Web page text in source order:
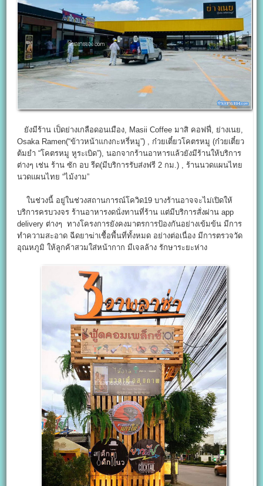
ยังมีร้าน เป็ดย่างเกลือดอนเมือง, Masii Coffee มาสิ คอฟฟี่, ย่างเนย,
Osaka Ramen(“ข้าวหน้าแกงกะหรี่หมู”) , ก๋วยเตี๋ยวโคตรหมู (ก๋วยเตี๋ยว
ต้มยำ “โคตรหมู หูระเบิด”), นอกจากร้านอาหารแล้วยังมีร้านให้บริการ
ต่างๆ เช่น ร้าน ซัก อบ รีด(มีบริการรับส่งฟรี 2 กม.) , ร้านนวดแผนไทย
นวดแผนไทย “ไม้งาม”
ในช่วงนี้ อยู่ในช่วงสถานการณ์โควิด19 บางร้านอาจจะไม่เปิดให้
บริการครบวงจร ร้านอาหารงดนั่งทานที่ร้าน แต่มีบริการสั่งผ่าน app
delivery ต่างๆ ทางโครงการยังคงมาตรการป้องกันอย่างเข้มข้น มีการ
ทำความสะอาด ฉีดยาฆ่าเชื้อพื้นที่ทั้งหมด อย่างต่อเนื่อง มีการตรวจวัด
อุณหภูมิ ให้ลูกค้าสวมใส่หน้ากาก มีเจลล้าง รักษาระยะห่าง